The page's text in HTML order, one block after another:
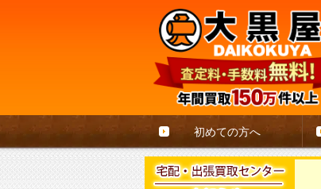
初めての方へ